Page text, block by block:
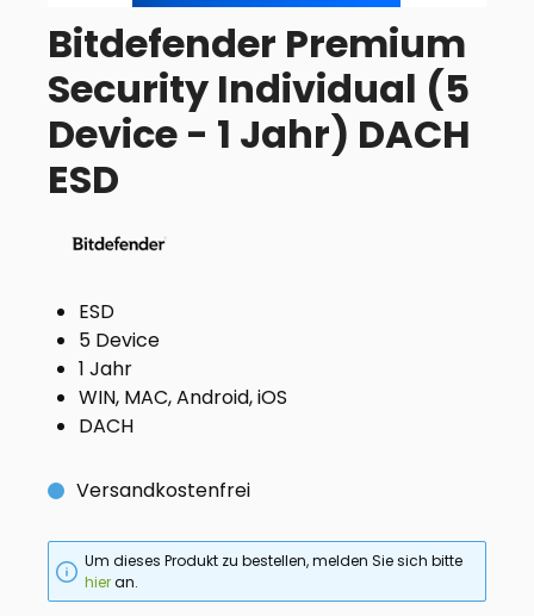
Bitdefender Premium
Security Individual (5
Device - 1 Jahr) DACH
ESD
ESD
5 Device
1 Jahr
WIN, MAC, Android, iOS
DACH
Versandkostenfrei
Um dieses Produkt zu bestellen, melden Sie sich bitte
hieran.